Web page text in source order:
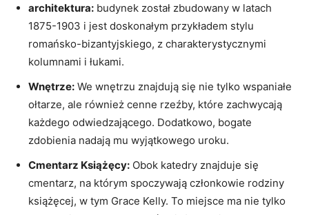
architektura: budynek został zbudowany w latach
1875-1903 i jest doskonałym przykładem stylu
romańsko-bizantyjskiego, ⁣z charakterystycznymi
kolumnami i łukami.
Wnętrze: We wnętrzu⁣ znajdują się nie ⁢tylko ​wspaniałe
ołtarze,‌ ale również cenne rzeźby, które zachwycają
każdego odwiedzającego. Dodatkowo, bogate
‌zdobienia nadają ‌mu wyjątkowego uroku.
Cmentarz Książęcy: Obok katedry⁢ znajduje się
cmentarz, na którym ‌spoczywają członkowie rodziny
książęcej,⁤ w tym Grace Kelly. To miejsce‍ ma nie tylko